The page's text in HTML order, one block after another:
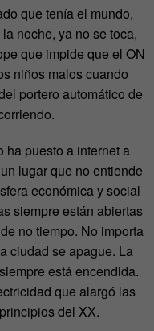
que tenía el mundo,
noche, ya no se toca,
que impide que el ON
niños malos cuando
portero automático de
ha puesto a internet a
lugar que no entiende
económica y social
siempre están abiertas
no tiempo. No importa
ciudad se apague. La
está encendida.
que alargó las
del XX.